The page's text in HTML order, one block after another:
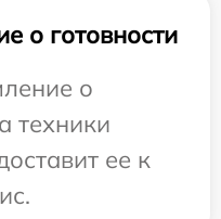
о готовности
о
техники
ее к